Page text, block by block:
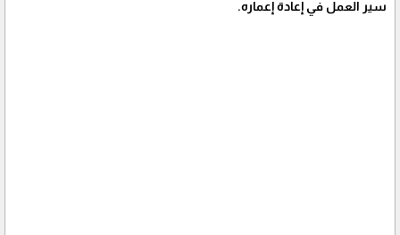
سير العمل في إعادة إعماره.